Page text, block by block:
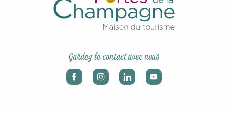
Gardez le contact avec nous